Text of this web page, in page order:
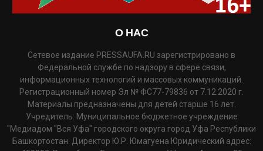
О НАС
Сетевое издание PRESSAUFA.RU зарегистрировано в
Федеральной службе по надзору в сфере связи,
информационных технологий и массовых коммуникаций.
Регистрационный номер Эл № ФС77-79836 от 7.12.2020 г.
Материалы предназначены для детей старше 16 лет.
Учредитель: Муниципальное бюджетное учреждение
"Медиадом "Вся Уфа" городского округа город Уфа Республики
Башкортостан. Директор Ю.Р. Юмагуена Юридический адрес: